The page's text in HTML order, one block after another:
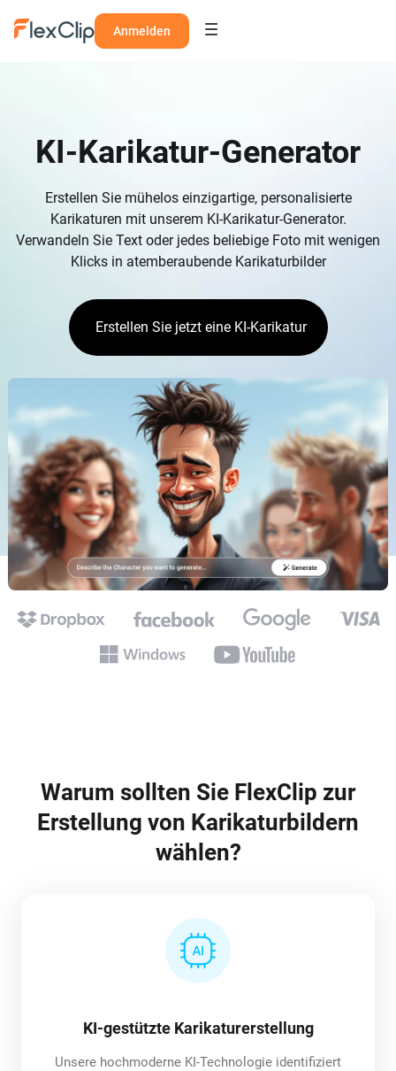
Anmelden
KI-Karikatur-Generator
Erstellen Sie mühelos einzigartige, personalisierte
Karikaturen mit unserem KI-Karikatur-Generator.
Verwandeln Sie Text oder jedes beliebige Foto mit wenigen
Klicks in atemberaubende Karikaturbilder
Erstellen Sie jetzt eine KI-Karikatur
Warum sollten Sie FlexClip zur
Erstellung von Karikaturbildern
wählen?
KI-gestützte Karikaturerstellung
Unsere hochmoderne KI-Technologie identifiziert